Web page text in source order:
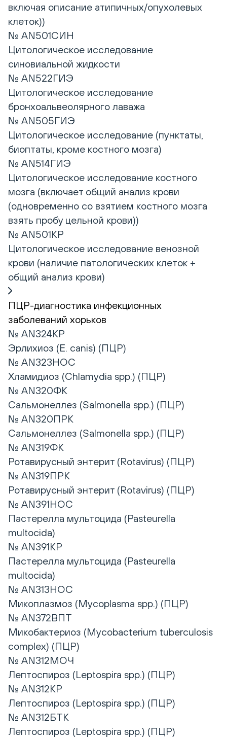
включая описание атипичных/опухолевых
клеток))
№ AN501СИН
Цитологическое исследование
синовиальной жидкости
№ AN522ГИЭ
Цитологическое исследование
бронхоальвеолярного лаважа
№ AN505ГИЭ
Цитологическое исследование (пунктаты,
биоптаты, кроме костного мозга)
№ AN514ГИЭ
Цитологическое исследование костного
мозга (включает общий анализ крови
(одновременно со взятием костного мозга
взять пробу цельной крови))
№ AN501КР
Цитологическое исследование венозной
крови (наличие патологических клеток +
общий анализ крови)
ПЦР-диагностика инфекционных
заболеваний хорьков
№ AN324КР
Эрлихиоз (E. canis) (ПЦР)
№ AN323НОС
Хламидиоз (Chlamydia spp.) (ПЦР)
№ AN320ФК
Сальмонеллез (Salmonella spp.) (ПЦР)
№ AN320ПРК
Сальмонеллез (Salmonella spp.) (ПЦР)
№ AN319ФК
Ротавирусный энтерит (Rotavirus) (ПЦР)
№ AN319ПРК
Ротавирусный энтерит (Rotavirus) (ПЦР)
№ AN391НОС
Пастерелла мультоцида (Pasteurella
multocida)
№ AN391КР
Пастерелла мультоцида (Pasteurella
multocida)
№ AN313НОС
Микоплазмоз (Mycoplasma spp.) (ПЦР)
№ AN372ВПТ
Микобактериоз (Mycobacterium tuberculosis
complex) (ПЦР)
№ AN312МОЧ
Лептоспироз (Leptospira spp.) (ПЦР)
№ AN312КР
Лептоспироз (Leptospira spp.) (ПЦР)
№ AN312БТК
Лептоспироз (Leptospira spp.) (ПЦР)